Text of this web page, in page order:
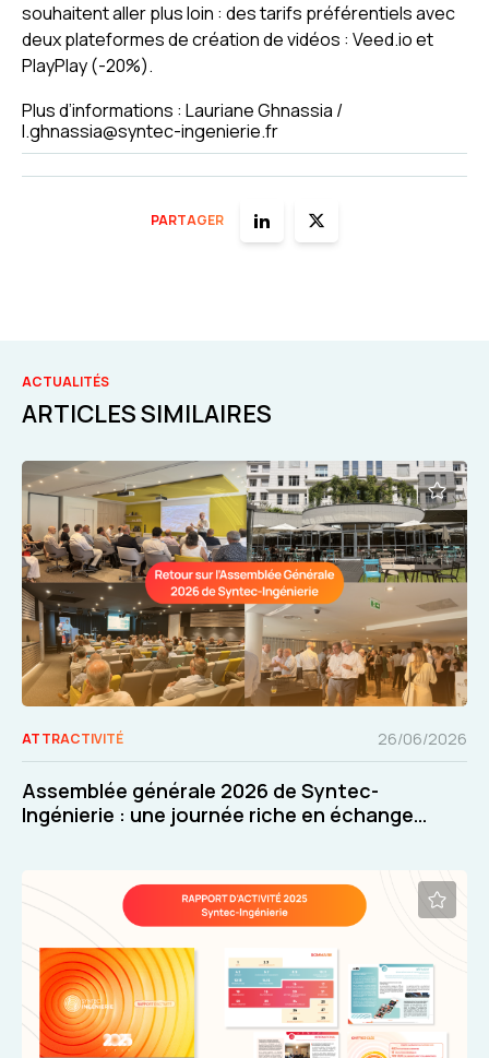
souhaitent aller plus loin : des tarifs préférentiels avec
deux plateformes de création de vidéos : Veed.io et
PlayPlay (-20%).
Plus d’informations : Lauriane Ghnassia /
l.ghnassia@syntec-ingenierie.fr
PARTAGER
ACTUALITÉS
ARTICLES SIMILAIRES
ATTRACTIVITÉ 26/06/2026
Assemblée générale 2026 de Syntec-
Ingénierie : une journée riche en échanges